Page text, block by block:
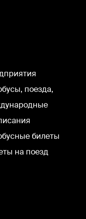
поезда,
билеты
на поезд